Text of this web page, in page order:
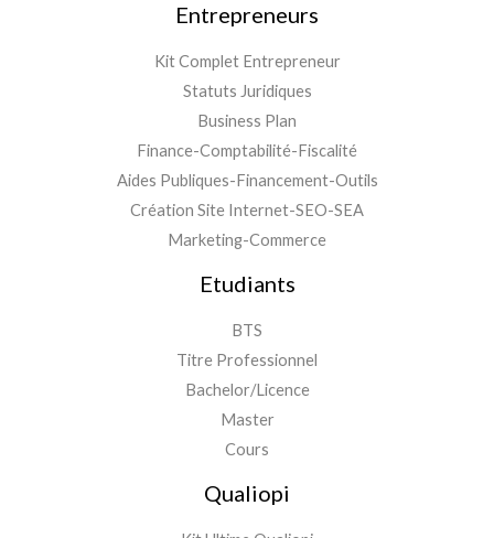
Entrepreneurs
Kit Complet Entrepreneur
Statuts Juridiques
Business Plan
Finance-Comptabilité-Fiscalité
Aides Publiques-Financement-Outils
Création Site Internet-SEO-SEA
Marketing-Commerce
Etudiants
BTS
Titre Professionnel
Bachelor/Licence
Master
Cours
Qualiopi